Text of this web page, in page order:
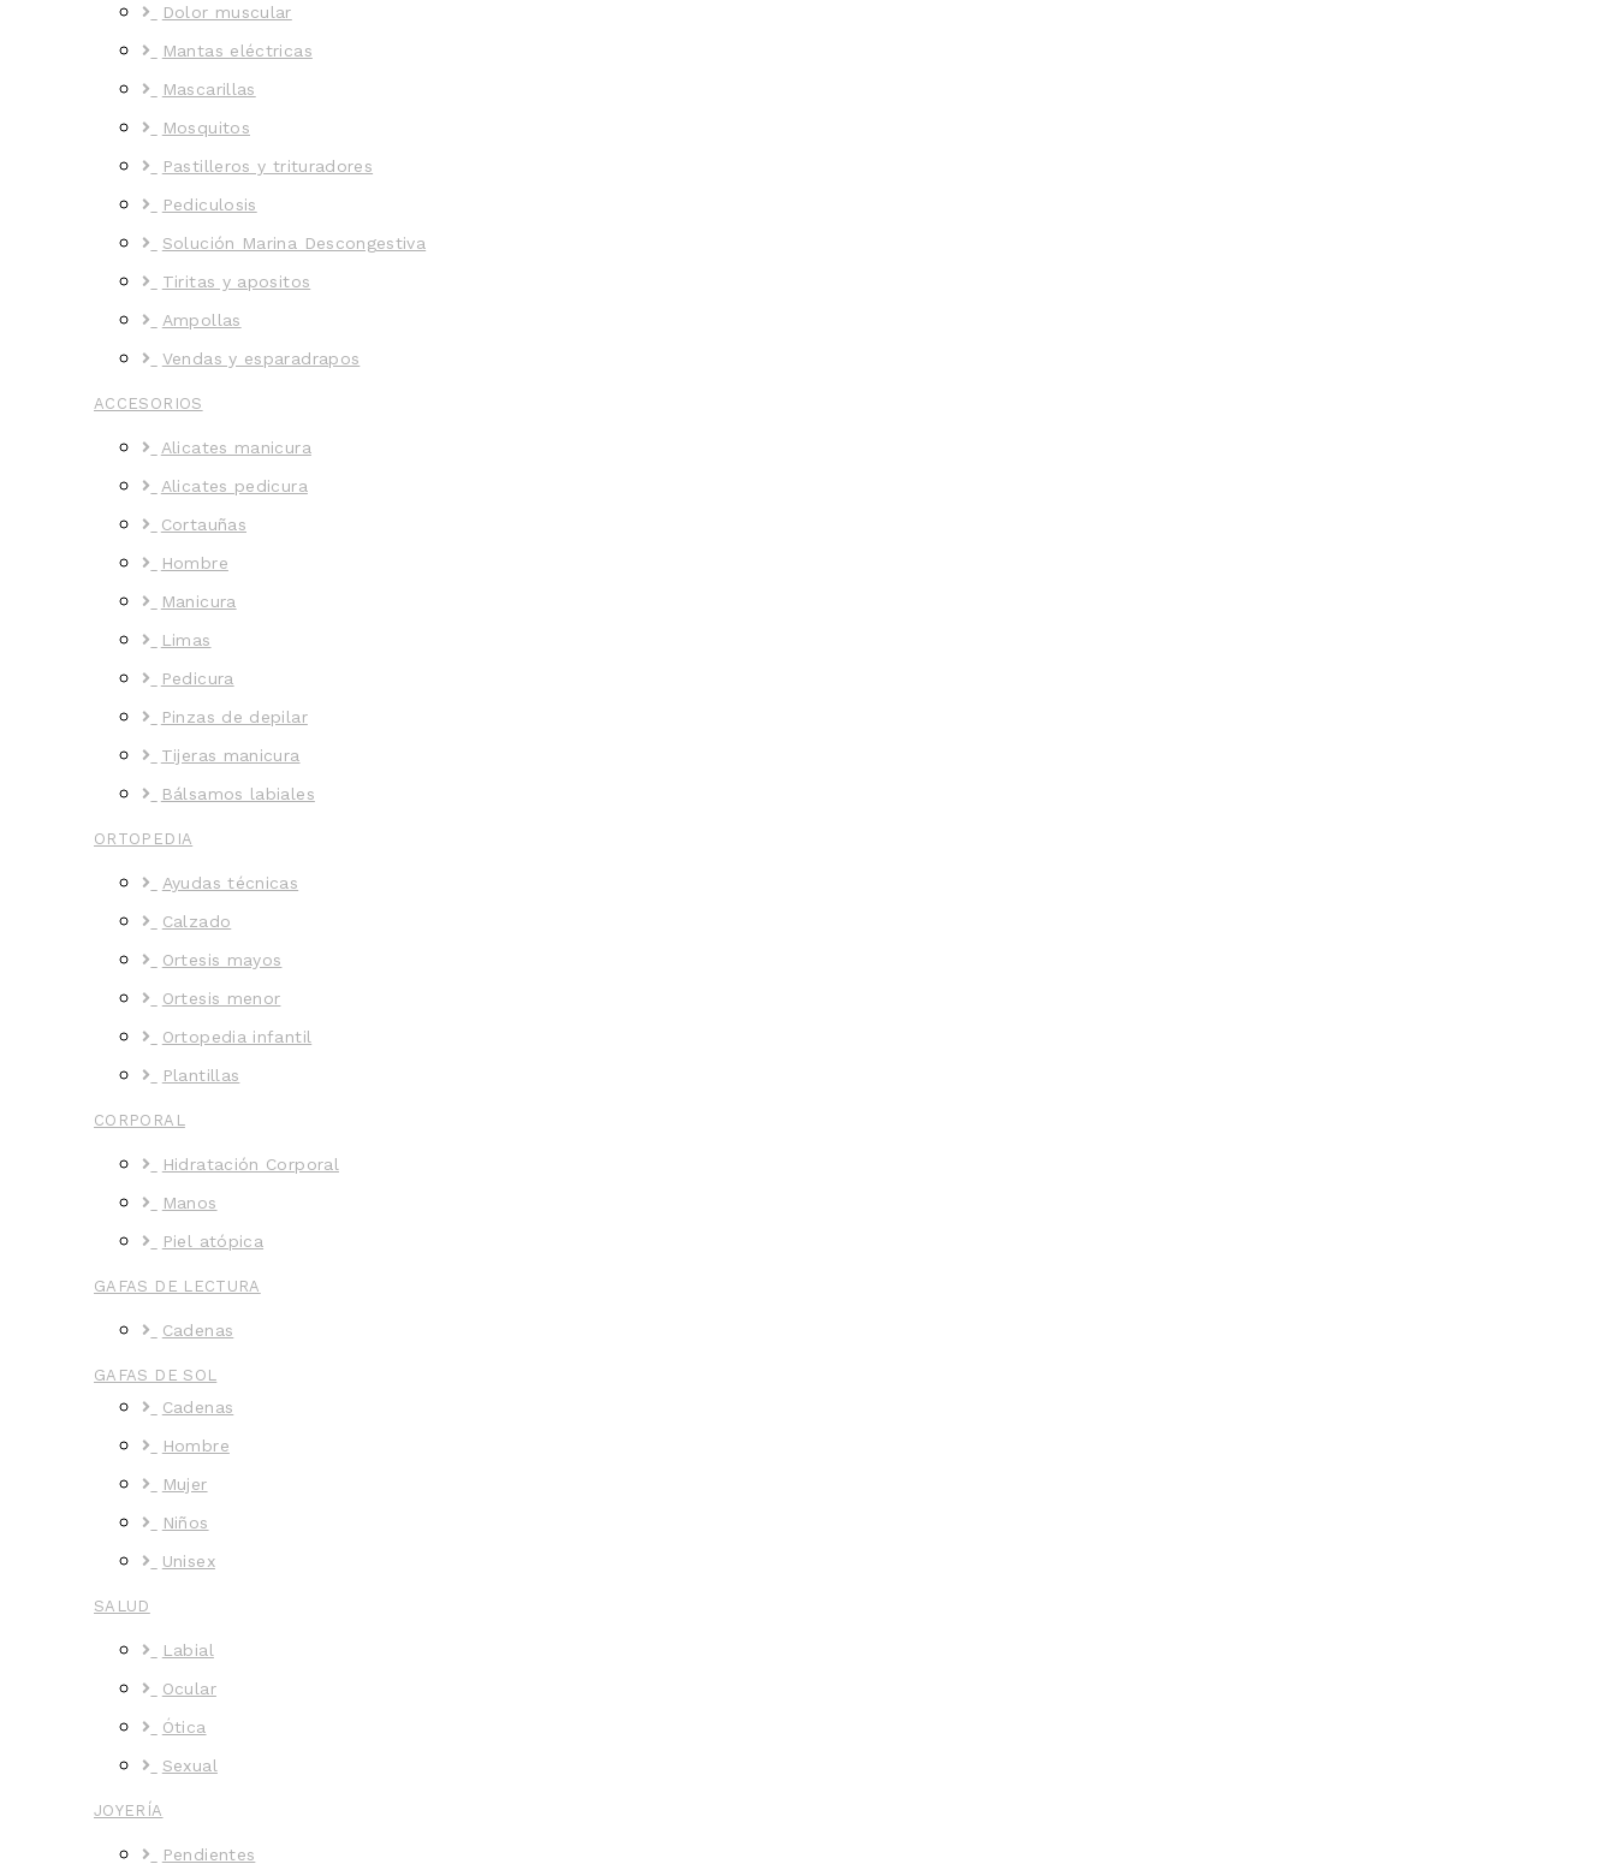
Dolor muscular
Mantas eléctricas
Mascarillas
Mosquitos
Pastilleros y trituradores
Pediculosis
Solución Marina Descongestiva
Tiritas y apositos
Ampollas
Vendas y esparadrapos
ACCESORIOS
Alicates manicura
Alicates pedicura
Cortauñas
Hombre
Manicura
Limas
Pedicura
Pinzas de depilar
Tijeras manicura
Bálsamos labiales
ORTOPEDIA
Ayudas técnicas
Calzado
Ortesis mayos
Ortesis menor
Ortopedia infantil
Plantillas
CORPORAL
Hidratación Corporal
Manos
Piel atópica
GAFAS DE LECTURA
Cadenas
GAFAS DE SOL
Cadenas
Hombre
Mujer
Niños
Unisex
SALUD
Labial
Ocular
Ótica
Sexual
JOYERÍA
Pendientes